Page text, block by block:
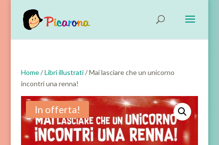
Home/Libri illustrati/ Mai lasciare che un unicorno
incontri una renna!
In offerta!